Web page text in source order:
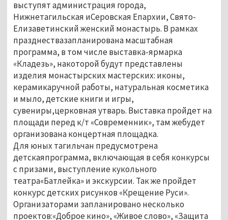
выступят администрация города,
Нижнетагильская иСеровская Епархии, Свято-
Елизаветинский женский монастырь. В рамках
празднествазапланирована масштабная
программа, в том числе выставка-ярмарка
«Кладезь», накоторой будут представлены
изделия монастырских мастерских: иконы,
керамикаручной работы, натуральная косметика
и мыло, детские книги и игры,
сувениры,церковная утварь. Выставка пройдет на
площади перед к/т «Современник», там жебудет
организована концертная площадка.
Для юных тагильчан предусмотрена
детскаяпрограмма, включающая в себя конкурсы
с призами, выступление кукольного
театра«Батлейка» и экскурсии. Так же пройдет
конкурс детских рисунков «Крещение Руси».
Организаторами запланировано несколько
проектов:«Доброе кино», «Живое слово», «Защита